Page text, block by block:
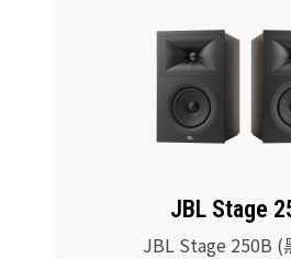
JBL Stage
JBL Stage 250B (